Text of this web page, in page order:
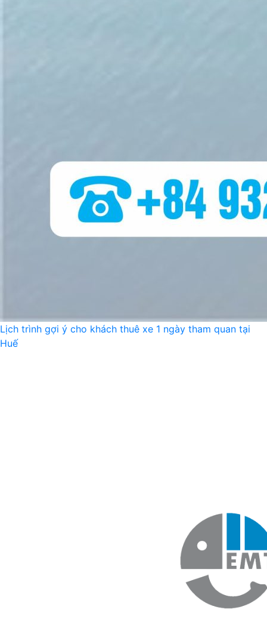
Lịch trình gợi ý cho khách thuê xe 1 ngày tham quan tại
Huế